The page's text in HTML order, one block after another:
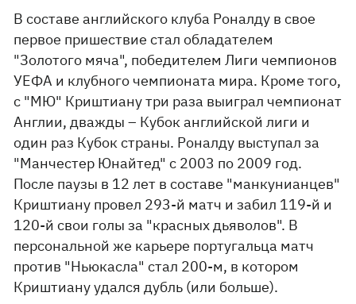
В составе английского клуба Роналду в свое
первое пришествие стал обладателем
"Золотого мяча", победителем Лиги чемпионов
УЕФА и клубного чемпионата мира. Кроме того,
с "МЮ" Криштиану три раза выиграл чемпионат
Англии, дважды – Кубок английской лиги и
один раз Кубок страны. Роналду выступал за
"Манчестер Юнайтед" с 2003 по 2009 год.
После паузы в 12 лет в составе "манкунианцев"
Криштиану провел 293-й матч и забил 119-й и
120-й свои голы за "красных дьяволов". В
персональной же карьере португальца матч
против "Ньюкасла" стал 200-м, в котором
Криштиану удался дубль (или больше).